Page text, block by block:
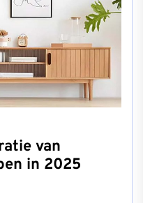
van
in 2025